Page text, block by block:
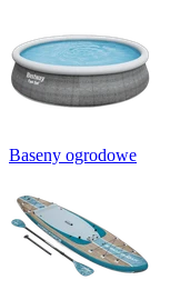
Baseny ogrodowe